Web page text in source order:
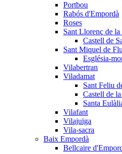
Portbou
Rabós d'Empordà
Roses
Sant Llorenç de la
Castell de
Sant Miquel de
Església-
Vilabertran
Viladamat
Sant Feliu
Castell de
Santa
Vilafant
Vilajuïga
Vila-sacra
Baix Empordà
Bellcaire